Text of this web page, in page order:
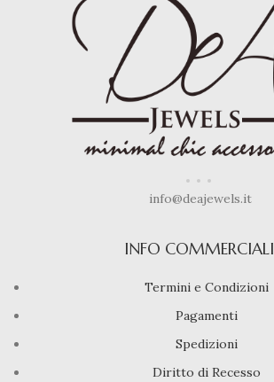
info@deajewels.it
INFO COMMERCIALI
Termini e Condizioni
Pagamenti
Spedizioni
Diritto di Recesso